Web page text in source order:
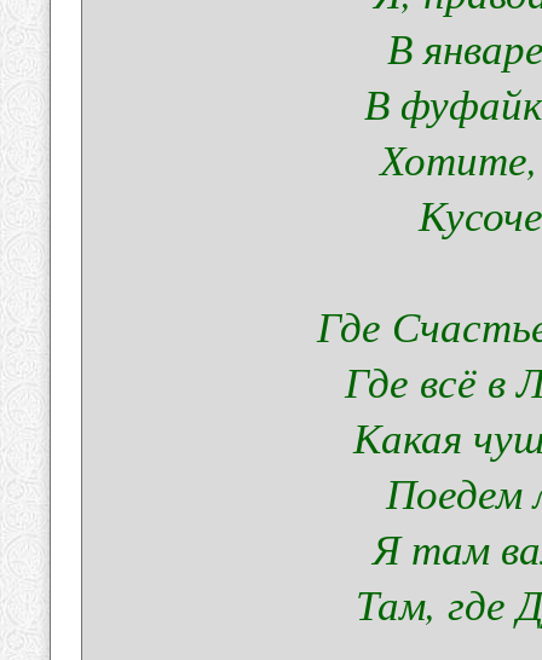
В
В
Хотите,
Где
Где всё в
Какая
Поедем
Я там
Там, где